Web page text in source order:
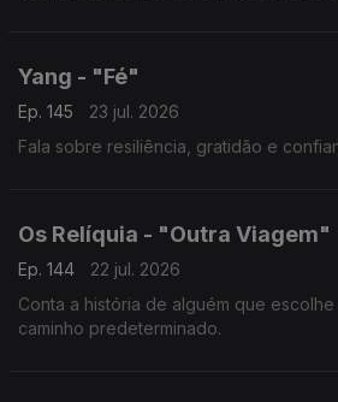
Yang - "Fé"
Ep. 145
23 jul. 2026
Fala sobre resiliência, gratidão e
Os Relíquia - "Outra Viagem"
Ep. 144
22 jul. 2026
Conta a história de alguém que
caminho predeterminado.